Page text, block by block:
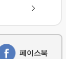
페이스북